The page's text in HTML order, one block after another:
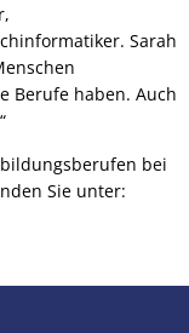
Sarah
Berufe haben. Auch
bei
Sie unter: